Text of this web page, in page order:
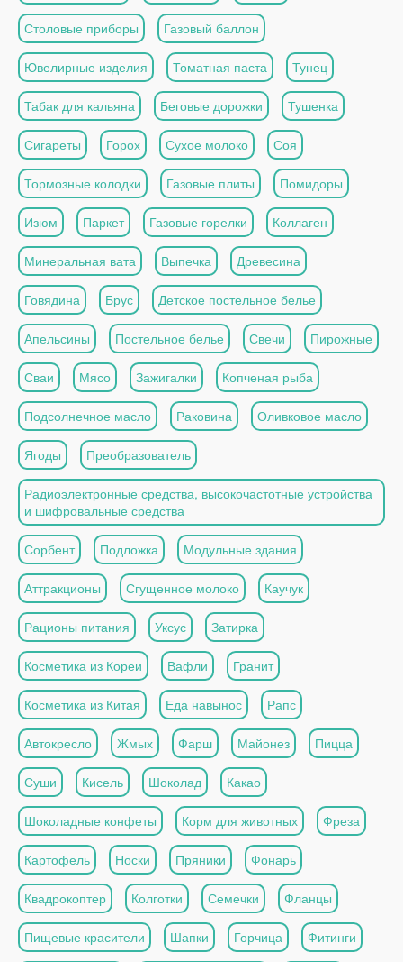
Столовые приборы Газовый баллон
Ювелирные изделия Томатная паста Тунец
Табак для кальяна Беговые дорожки Тушенка
Сигареты Горох Сухое молоко Соя
Тормозные колодки Газовые плиты Помидоры
Изюм Паркет Газовые горелки Коллаген
Минеральная вата Выпечка Древесина
Говядина Брус Детское постельное белье
Апельсины Постельное белье Свечи Пирожные
Сваи Мясо Зажигалки Копченая рыба
Подсолнечное масло Раковина Оливковое масло
Ягоды Преобразователь
Радиоэлектронные средства, высокочастотные устройства
и шифровальные средства
Сорбент Подложка Модульные здания
Аттракционы Сгущенное молоко Каучук
Рационы питания Уксус Затирка
Косметика из Кореи Вафли Гранит
Косметика из Китая Еда навынос Рапс
Автокресло Жмых Фарш Майонез Пицца
Суши Кисель Шоколад Какао
Шоколадные конфеты Корм для животных Фреза
Картофель Носки Пряники Фонарь
Квадрокоптер Колготки Семечки Фланцы
Пищевые красители Шапки Горчица Фитинги